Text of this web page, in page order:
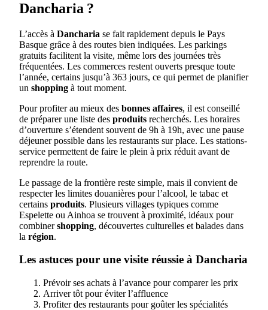
Dancharia ?
L’accès à Dancharia se fait rapidement depuis le Pays
Basque grâce à des routes bien indiquées. Les parkings
gratuits facilitent la visite, même lors des journées très
fréquentées. Les commerces restent ouverts presque toute
l’année, certains jusqu’à 363 jours, ce qui permet de planifier
un shopping à tout moment.
Pour profiter au mieux des bonnes affaires, il est conseillé
de préparer une liste des produits recherchés. Les horaires
d’ouverture s’étendent souvent de 9h à 19h, avec une pause
déjeuner possible dans les restaurants sur place. Les stations-
service permettent de faire le plein à prix réduit avant de
reprendre la route.
Le passage de la frontière reste simple, mais il convient de
respecter les limites douanières pour l’alcool, le tabac et
certains produits. Plusieurs villages typiques comme
Espelette ou Ainhoa se trouvent à proximité, idéaux pour
combinershopping, découvertes culturelles et balades dans
la région.
Les astuces pour une visite réussie à Dancharia
Prévoir ses achats à l’avance pour comparer les prix
Arriver tôt pour éviter l’affluence
Profiter des restaurants pour goûter les spécialités